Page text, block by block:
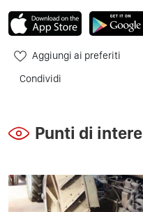
Aggiungi ai preferiti
Condividi
Punti di